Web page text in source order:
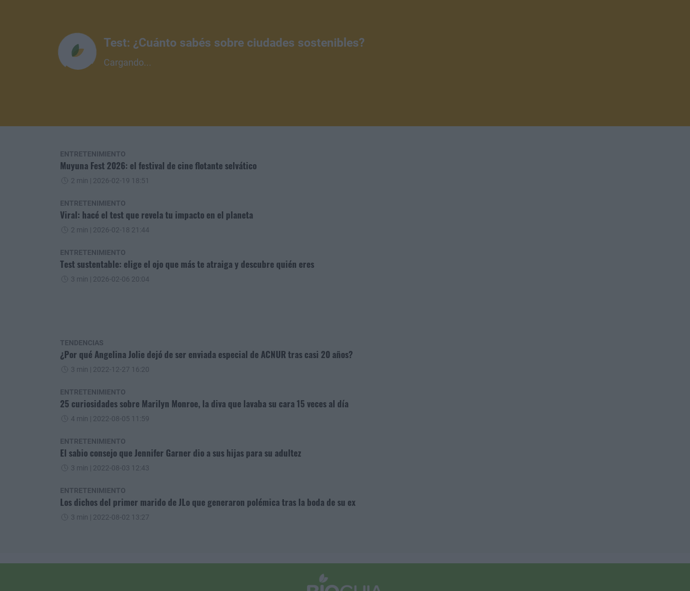
Test: ¿Cuánto sabés sobre ciudades sostenibles?
Cargando...
ENTRETENIMIENTO
Muyuna Fest 2026: el festival de cine flotante selvático
2 min | 2026-02-19 18:51
ENTRETENIMIENTO
Viral: hacé el test que revela tu impacto en el planeta
2 min | 2026-02-18 21:44
ENTRETENIMIENTO
Test sustentable: elige el ojo que más te atraiga y descubre quién eres
3 min | 2026-02-06 20:04
TENDENCIAS
¿Por qué Angelina Jolie dejó de ser enviada especial de ACNUR tras casi 20 años?
3 min | 2022-12-27 16:20
ENTRETENIMIENTO
25 curiosidades sobre Marilyn Monroe, la diva que lavaba su cara 15 veces al día
4 min | 2022-08-05 11:59
ENTRETENIMIENTO
El sabio consejo que Jennifer Garner dio a sus hijas para su adultez
3 min | 2022-08-03 12:43
ENTRETENIMIENTO
Los dichos del primer marido de JLo que generaron polémica tras la boda de su ex
3 min | 2022-08-02 13:27